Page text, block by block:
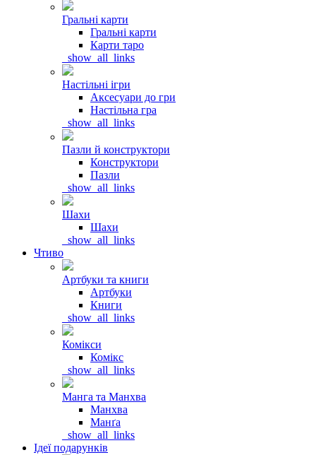
Гральні карти
Гральні карти
Карти таро
_show_all_links
Настільні ігри
Аксесуари до гри
Настільна гра
_show_all_links
Пазли й конструктори
Конструктори
Пазли
_show_all_links
Шахи
Шахи
_show_all_links
Чтиво
Артбуки та книги
Артбуки
Книги
_show_all_links
Комікси
Комікс
_show_all_links
Манга та Манхва
Манхва
Манґа
_show_all_links
Ідеї подарунків